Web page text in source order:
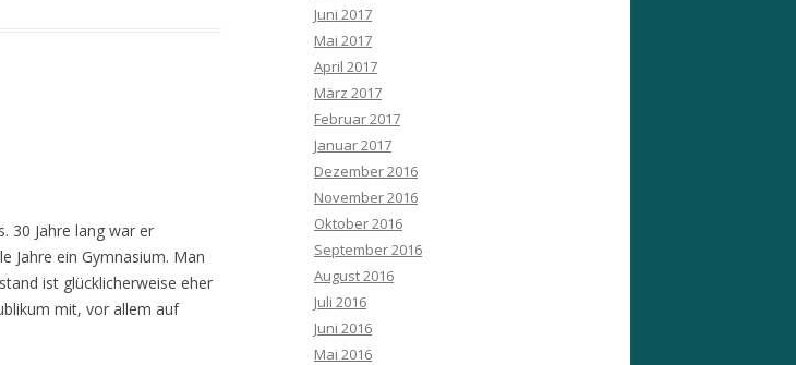
30 Jahre lang war er
Jahre ein Gymnasium. Man
ist glücklicherweise eher
mit, vor allem auf
Juni 2017
Mai 2017
April 2017
März 2017
Februar 2017
Januar 2017
Dezember 2016
November 2016
Oktober 2016
September 2016
August 2016
Juli 2016
Juni 2016
Mai 2016